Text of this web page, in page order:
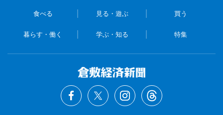
食べる 見る・遊ぶ 買う
暮らす・働く 学ぶ・知る 特集